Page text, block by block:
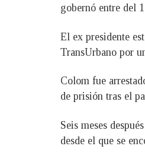
gobernó entre del
El ex presidente
TransUrbano por
Colom fue
de prisión tras el
Seis meses
desde el que se